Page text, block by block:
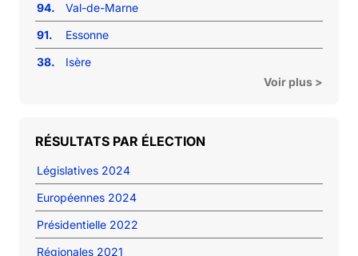
94.
Val-de-Marne
91.
Essonne
38.
Isère
Voir plus >
RÉSULTATS PAR ÉLECTION
Législatives 2024
Européennes 2024
Présidentielle 2022
Régionales 2021